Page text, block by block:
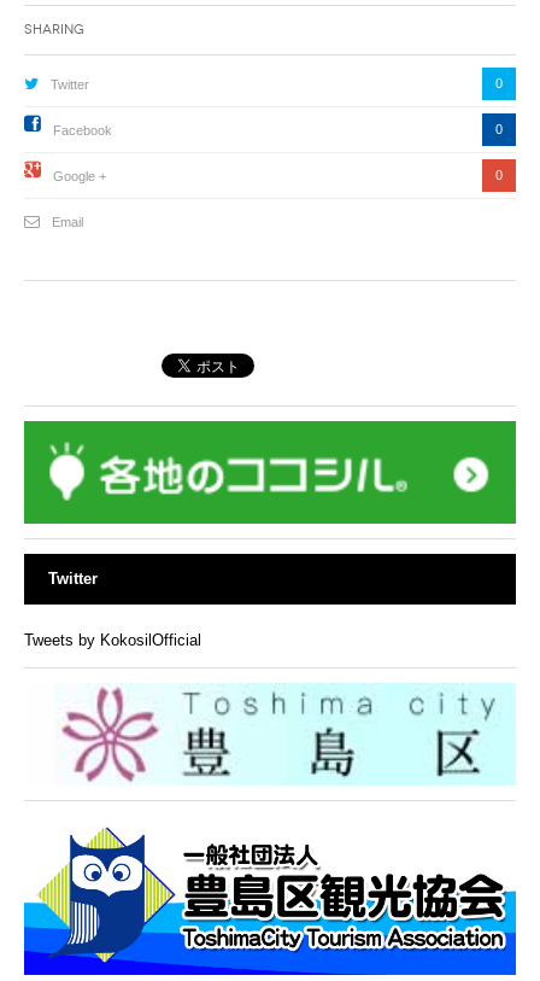
Sharing
Twitter 0
Facebook 0
Google + 0
Email
Twitter
Tweets by KokosilOfficial